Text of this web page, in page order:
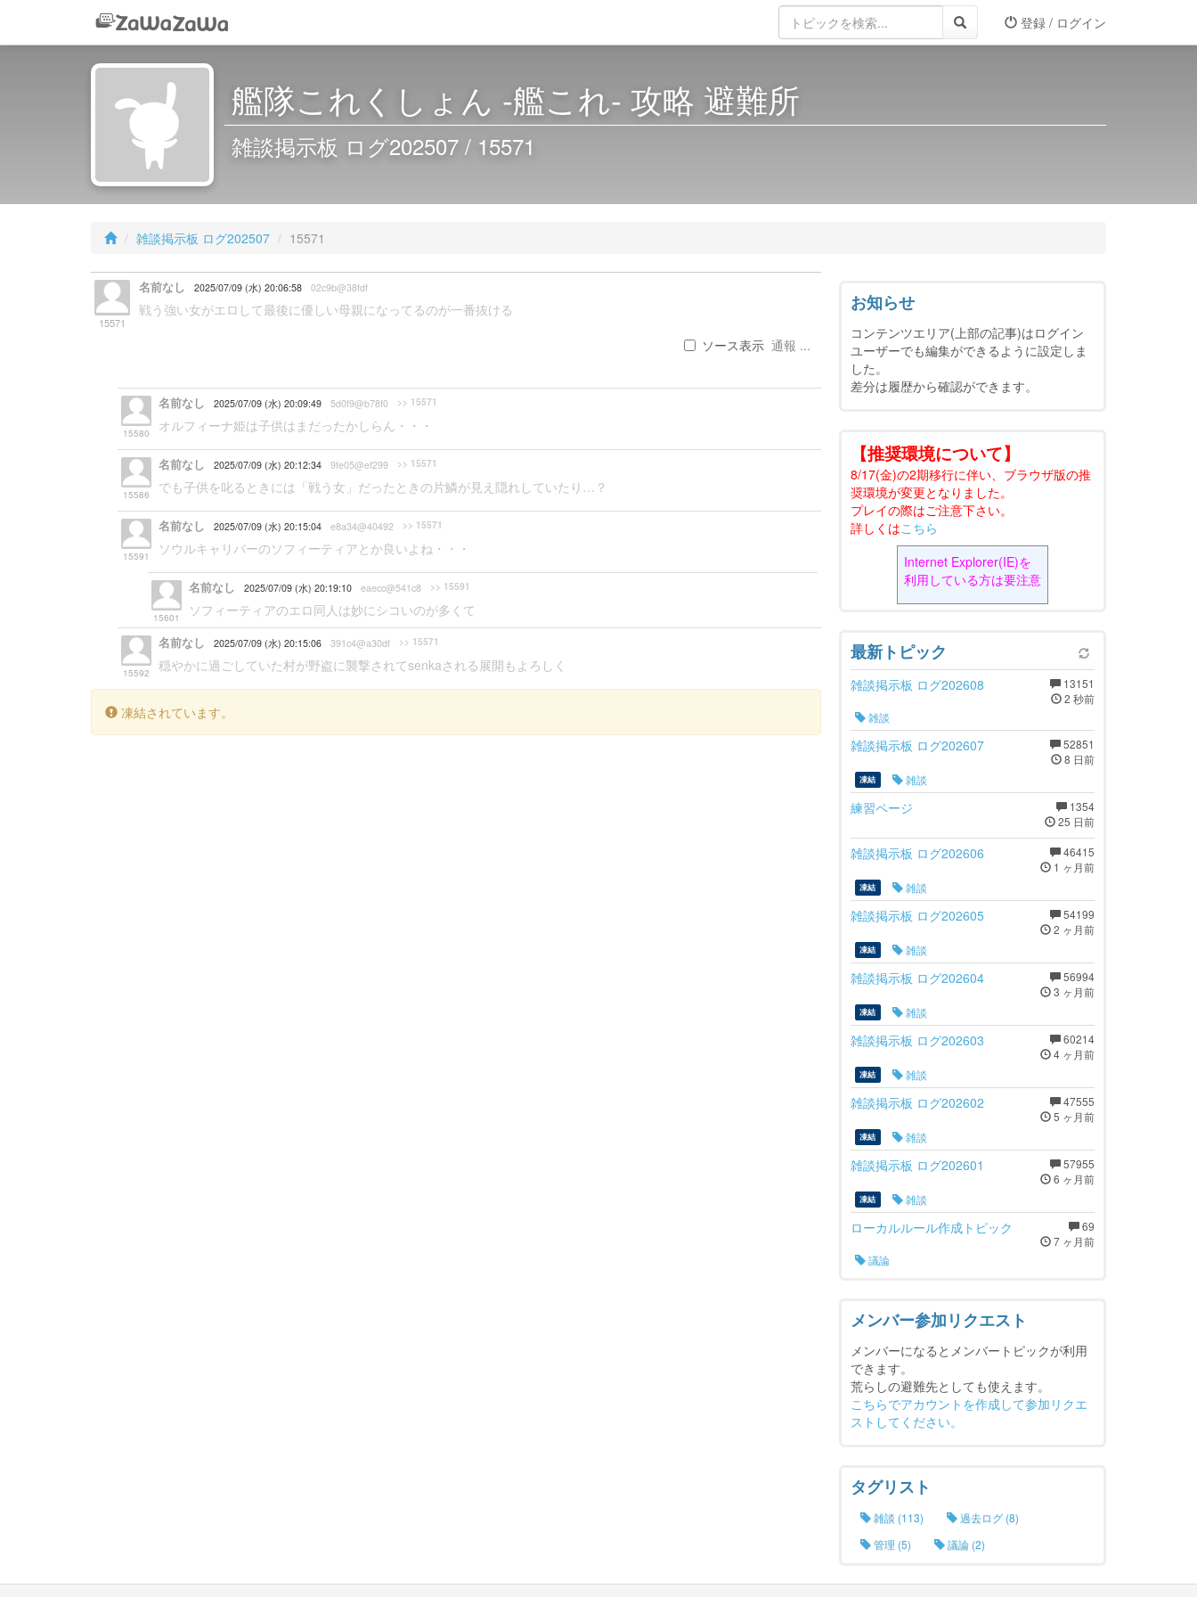
登録 / ログイン
艦隊これくしょん -艦これ- 攻略 避難所
雑談掲示板 ログ202507 / 15571
雑談掲示板 ログ202507 15571
15571
名前なし 2025/07/09 (水) 20:06:58 02c9b@38fdf
戦う強い女がエロして最後に優しい母親になってるのが一番抜ける
ソース表示 通報 ...
15580
名前なし 2025/07/09 (水) 20:09:49 5d0f9@b78f0 >> 15571
オルフィーナ姫は子供はまだったかしらん・・・
15586
名前なし 2025/07/09 (水) 20:12:34 9fe05@ef299 >> 15571
でも子供を叱るときには「戦う女」だったときの片鱗が見え隠れしていたり…？
15591
名前なし 2025/07/09 (水) 20:15:04 e8a34@40492 >> 15571
ソウルキャリバーのソフィーティアとか良いよね・・・
15601
名前なし 2025/07/09 (水) 20:19:10 eaecc@541c8 >> 15591
ソフィーティアのエロ同人は妙にシコいのが多くて
15592
名前なし 2025/07/09 (水) 20:15:06 391c4@a30df >> 15571
穏やかに過ごしていた村が野盗に襲撃されてsenkaされる展開もよろしく
凍結されています。
お知らせ
コンテンツエリア(上部の記事)はログイン
ユーザーでも編集ができるように設定しま
した。
差分は履歴から確認ができます。
【推奨環境について】
8/17(金)の2期移行に伴い、ブラウザ版の推
奨環境が変更となりました。
プレイの際はご注意下さい。
詳しくはこちら
Internet Explorer(IE)を
利用している方は要注意
最新トピック
13151
2 秒前
雑談掲示板 ログ202608
雑談
52851
8 日前
雑談掲示板 ログ202607
凍結
雑談
1354
25 日前
練習ページ
46415
1 ヶ月前
雑談掲示板 ログ202606
凍結
雑談
54199
2 ヶ月前
雑談掲示板 ログ202605
凍結
雑談
56994
3 ヶ月前
雑談掲示板 ログ202604
凍結
雑談
60214
4 ヶ月前
雑談掲示板 ログ202603
凍結
雑談
47555
5 ヶ月前
雑談掲示板 ログ202602
凍結
雑談
57955
6 ヶ月前
雑談掲示板 ログ202601
凍結
雑談
69
7 ヶ月前
ローカルルール作成トピック
議論
メンバー参加リクエスト
メンバーになるとメンバートピックが利用
できます。
荒らしの避難先としても使えます。
こちらでアカウントを作成して参加リクエ
ストしてください。
タグリスト
雑談 (113)
過去ログ (8)
管理 (5)
議論 (2)